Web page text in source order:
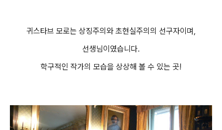
귀스타브 모로는 상징주의와 초현실주의의 선구자이며,
선생님이였습니다.
학구적인 작가의 모습을 상상해 볼 수 있는 곳!